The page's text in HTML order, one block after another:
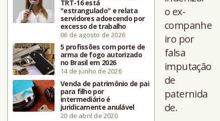
TRT-16 está
"estrangulado" e relata
servidores adoecendo por
excesso de trabalho
06 de agosto de 2026
5 profissões com porte de
arma de fogo autorizado
no Brasil em 2026
14 de junho de 2026
Venda de patrimônio de pai
para filho por
intermediário é
juridicamente anulável
20 de abril de 2020
o ex-
companhe
iro por
falsa
imputação
de
paternida
de.